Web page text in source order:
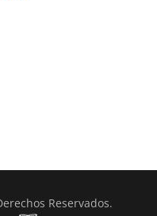
Reservados.